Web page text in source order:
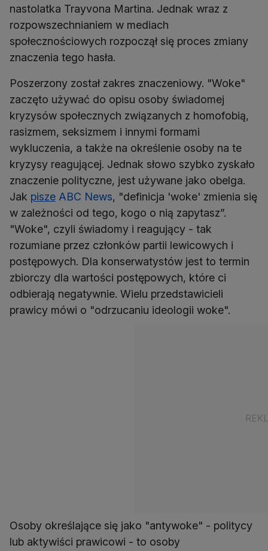
nastolatka Trayvona Martina. Jednak wraz z
rozpowszechnianiem w mediach
społecznościowych rozpoczął się proces zmiany
znaczenia tego hasła.
Poszerzony został zakres znaczeniowy. "Woke"
zaczęto używać do opisu osoby świadomej
kryzysów społecznych związanych z homofobią,
rasizmem, seksizmem i innymi formami
wykluczenia, a także na określenie osoby na te
kryzysy reagującej. Jednak słowo szybko zyskało
znaczenie polityczne, jest używane jako obelga.
Jak pisze ABC News, "definicja 'woke' zmienia się
w zależności od tego, kogo o nią zapytasz”.
"Woke", czyli świadomy i reagujący - tak
rozumiane przez członków partii lewicowych i
postępowych. Dla konserwatystów jest to termin
zbiorczy dla wartości postępowych, które ci
odbierają negatywnie. Wielu przedstawicieli
prawicy mówi o "odrzucaniu ideologii woke".
Osoby określające się jako "antywoke" - politycy
lub aktywiści prawicowi - to osoby